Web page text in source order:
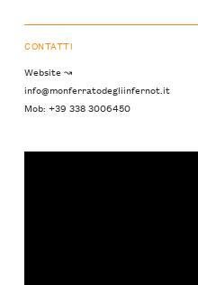
CONTATTI
Website ↝
info@monferratodegliinfernot.it
Mob: +39 338 3006450